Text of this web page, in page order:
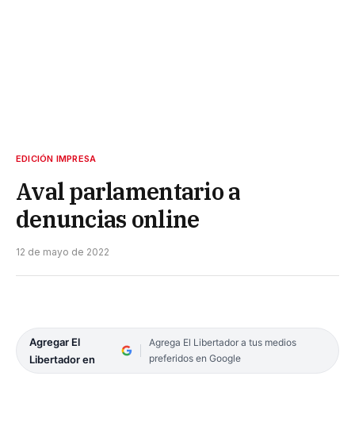
EDICIÓN IMPRESA
Aval parlamentario a
denuncias online
12 de mayo de 2022
Agregar El
Libertador en
Agrega El Libertador a tus medios
preferidos en Google